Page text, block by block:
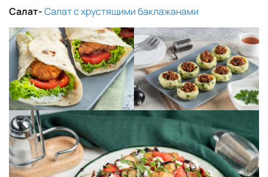
Салат-Салат с хрустящимибаклажанами